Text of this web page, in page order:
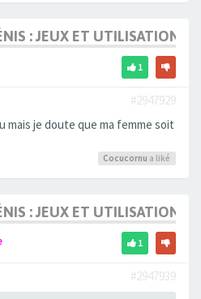
: JEUX ET UTILISATION,
1
#2947929
mais je doute que ma femme soit
Cocucornu a liké
: JEUX ET UTILISATION,
1
#2947939